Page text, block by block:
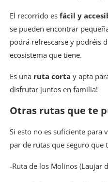
El recorrido es fácil y
se pueden encontrar
podrá refrescarse y podréis
ecosistema que tiene.
Es una ruta corta y apta
disfrutar juntos en familia!
Otras rutas que te
Si esto no es suficiente para
par de rutas que seguro que
-Ruta de los Molinos (Laujar